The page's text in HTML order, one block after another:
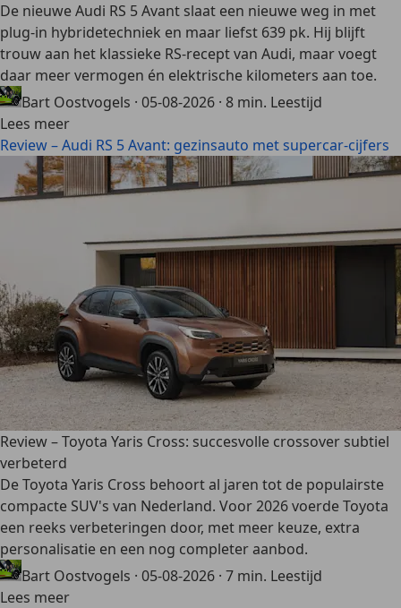
De nieuwe Audi RS 5 Avant slaat een nieuwe weg in met
plug-in hybridetechniek en maar liefst 639 pk. Hij blijft
trouw aan het klassieke RS-recept van Audi, maar voegt
daar meer vermogen én elektrische kilometers aan toe.
Bart Oostvogels · 05-08-2026 · 8 min. Leestijd
Lees meer
Review – Audi RS 5 Avant: gezinsauto met supercar-cijfers
Review – Toyota Yaris Cross: succesvolle crossover subtiel
verbeterd
De Toyota Yaris Cross behoort al jaren tot de populairste
compacte SUV's van Nederland. Voor 2026 voerde Toyota
een reeks verbeteringen door, met meer keuze, extra
personalisatie en een nog completer aanbod.
Bart Oostvogels · 05-08-2026 · 7 min. Leestijd
Lees meer